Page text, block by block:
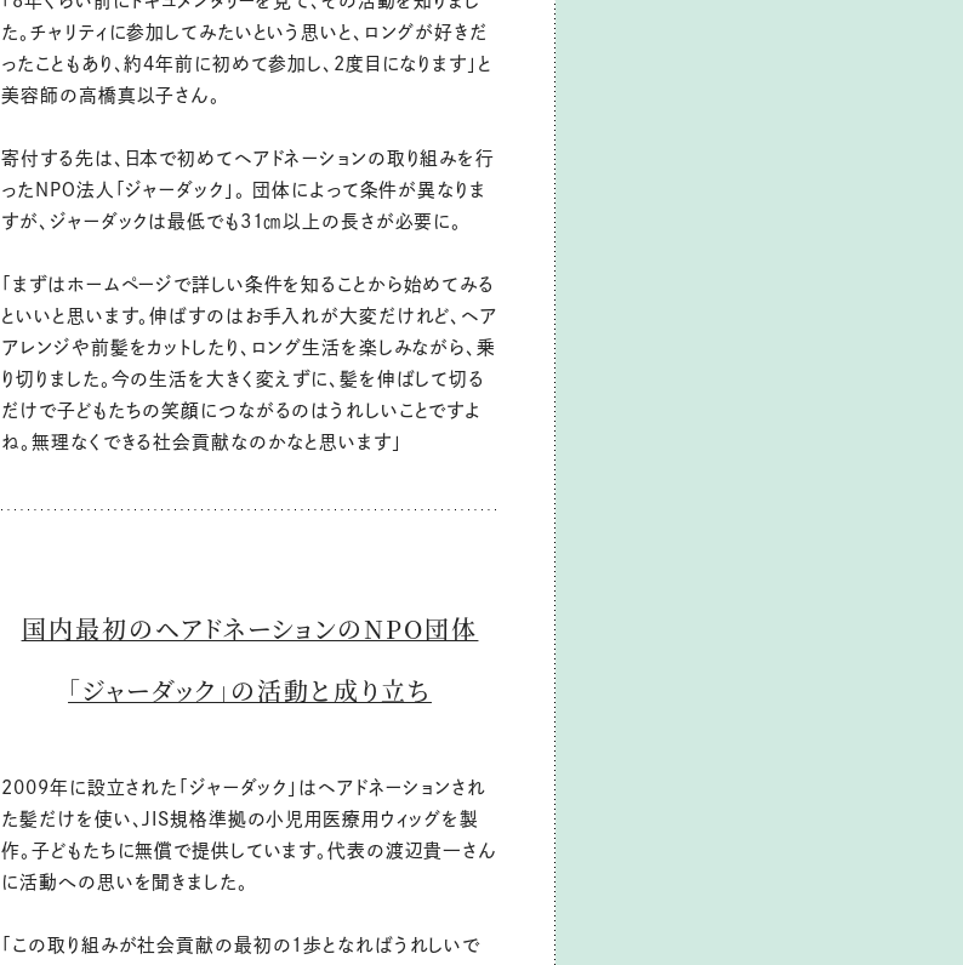
た。チャリティに参加してみたいという思いと、ロングが好きだ
ったこともあり、約4年前に初めて参加し、2度目になります」と
美容師の高橋真以子さん。
寄付する先は、日本で初めてヘアドネーションの取り組みを行
ったNPО法人「ジャーダック」。 団体によって条件が異なりま
すが、ジャーダックは最低でも31㎝以上の長さが必要に。
「まずはホームページで詳しい条件を知ることから始めてみる
といいと思います。伸ばすのはお手入れが大変だけれど、ヘア
アレンジや前髪をカットしたり、ロング生活を楽しみながら、乗
り切りました。今の生活を大きく変えずに、髪を伸ばして切る
だけで子どもたちの笑顔につながるのはうれしいことですよ
ね。無理なくできる社会貢献なのかなと思います」
国内最初のヘアドネーションのNPO団体
「ジャーダック」の活動と成り立ち
2009年に設立された「ジャーダック」はヘアドネーションされ
た髪だけを使い、JIS規格準拠の小児用医療用ウィッグを製
作。子どもたちに無償で提供しています。代表の渡辺貴一さん
に活動への思いを聞きました。
「この取り組みが社会貢献の最初の1歩となればうれしいで